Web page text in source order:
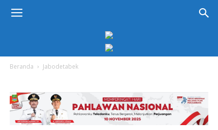
KORAN
Beranda Jabodetabek